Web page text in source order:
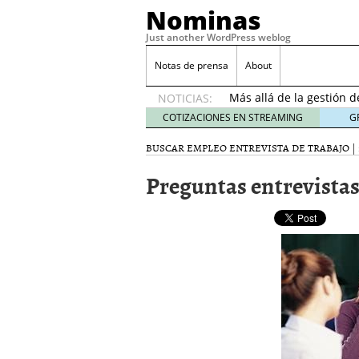
Nominas
Just another WordPress weblog
Notas de prensa About
NOTICIAS:
Desempleo Colombia
Una digitalización
en el sector financiero
¿Cómo afectó el
22, 2021
Desempleo Colombia
COTIZACIONES EN STREAMING
BUSCAR EMPLEOENTREVISTA DE TRABAJO |
Preguntas entrevistas